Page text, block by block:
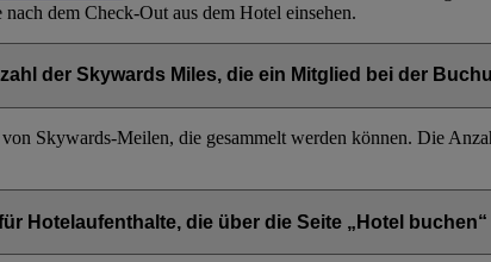
dem Check-Out aus dem Hotel einsehen.
der Skywards Miles, die ein Mitglied bei der
Skywards-Meilen, die gesammelt werden können. Die
Hotelaufenthalte, die über die Seite „Hotel